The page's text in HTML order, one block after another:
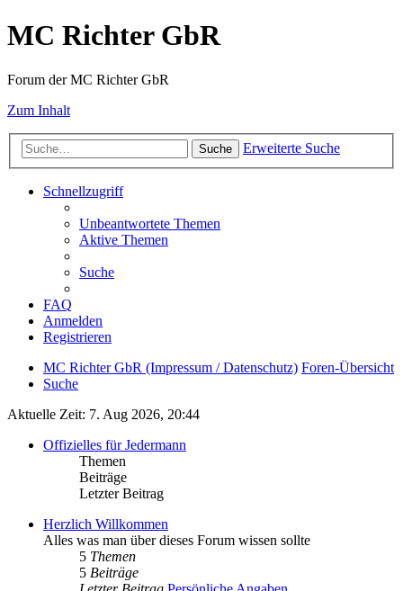
MC Richter GbR
Forum der MC Richter GbR
Zum Inhalt
Suche Erweiterte Suche
Schnellzugriff
Unbeantwortete Themen
Aktive Themen
Suche
FAQ
Anmelden
Registrieren
MC Richter GbR (Impressum / Datenschutz) Foren-Übersicht
Suche
Aktuelle Zeit: 7. Aug 2026, 20:44
Offizielles für Jedermann
Themen
Beiträge
Letzter Beitrag
Herzlich Willkommen
Alles was man über dieses Forum wissen sollte
5 Themen
5 Beiträge